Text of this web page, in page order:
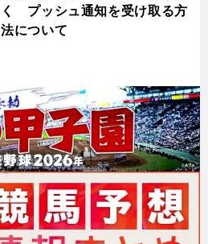
く プッシュ通知を受け取る方
法について